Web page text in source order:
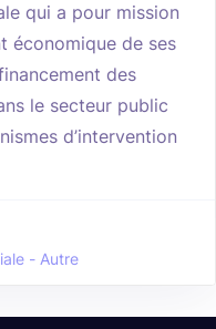
qui a pour mission
économique de ses
des
le secteur public
d’intervention
- Autre